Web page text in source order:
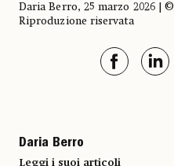
Daria Berro, 25 marzo 2026 | ©
Riproduzione riservata
Daria Berro
Leggi i suoi articoli